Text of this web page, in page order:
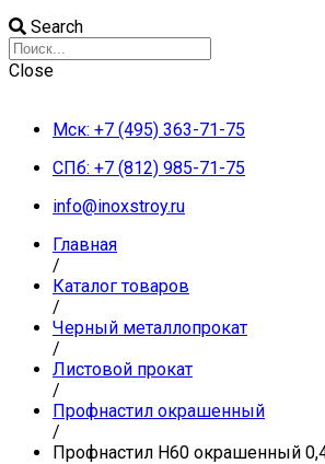
Search
Close
Мск: +7 (495) 363-71-75
СПб: +7 (812) 985-71-75
info@inoxstroy.ru
Главная
/
Каталог товаров
/
Черный металлопрокат
/
Листовой прокат
/
Профнастил окрашенный
/
Профнастил Н60 окрашенный